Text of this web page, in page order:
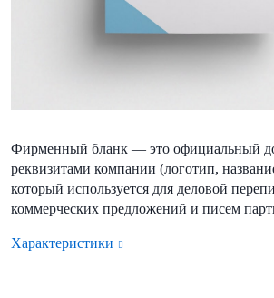
Фирменный бланк — это официальный
реквизитами компании (логотип,
который используется для деловой
коммерческих предложений и писем
Характеристики